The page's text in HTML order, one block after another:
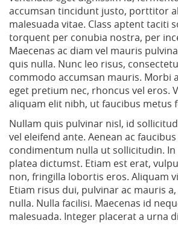
accumsan tincidunt justo, porttitor
malesuada vitae. Class aptent taciti
torquent per conubia nostra, per
Maecenas ac diam vel mauris
quis nulla. Nunc leo risus,
commodo accumsan mauris. Morbi
eget pretium nec, rhoncus vel eros.
aliquam elit nibh, ut faucibus metus
Nullam quis pulvinar nisl, id
vel eleifend ante. Aenean ac
condimentum nulla ut sollicitudin. In
platea dictumst. Etiam est erat,
non, fringilla lobortis eros. Aliquam
Etiam risus dui, pulvinar ac mauris
nulla. Nulla facilisi. Maecenas id
malesuada. Integer placerat a urna